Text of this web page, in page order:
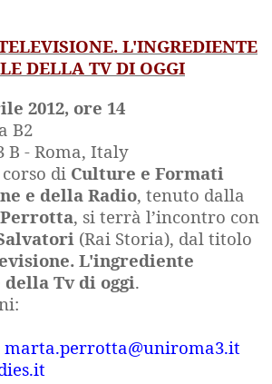
L'INGREDIENTE
DELLA TV DI OGGI
2012, ore 14
B2
B - Roma, Italy
di Culture e Formati
e della Radio, tenuto dalla
, si terrà l’incontro con
(Rai Storia), dal titolo
L'ingrediente
Tv di oggi.
marta.perrotta@uniroma3.it